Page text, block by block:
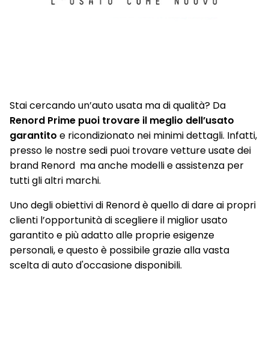
Sistema multimediale Renault EASY LINK con Touchscreen
9,3" e sistema di Navigazione 3D, aggiornamenti automatici
(OTA), Bluetooth con riconoscimento vocale, Radio DAB
Smartphone replication compatibile con Android Auto e
AppleCarPlay
Volante in pelle
Stai cercando un’auto usata ma di qualità? Da
Renord Prime puoi trovare il meglio dell’usato
garantito e ricondizionato nei minimi dettagli. Infatti,
presso le nostre sedi puoi trovare vetture usate dei
brand Renord ma anche modelli e assistenza per
tutti gli altri marchi.
Uno degli obiettivi di Renord è quello di dare ai propri
clienti l’opportunità di scegliere il miglior usato
garantito e più adatto alle proprie esigenze
personali, e questo è possibile grazie alla vasta
scelta di auto d'occasione disponibili.